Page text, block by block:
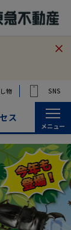
ス
物 SNS
メニュー